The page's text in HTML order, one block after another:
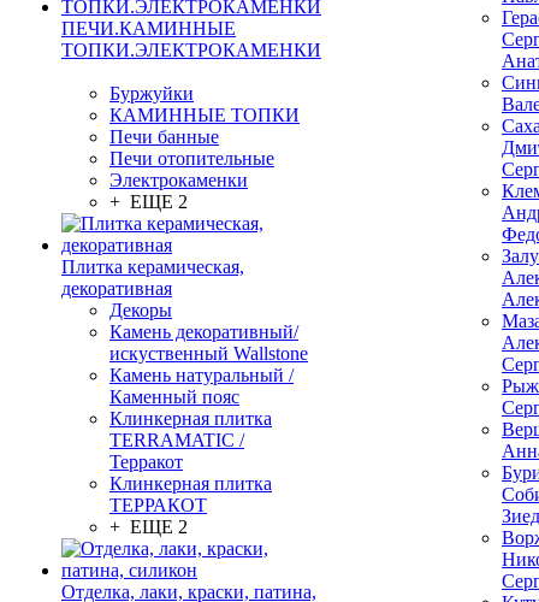
ПЕЧИ.КАМИННЫЕ
ТОПКИ.ЭЛЕКТРОКАМЕНКИ
Буржуйки
КАМИННЫЕ ТОПКИ
Печи банные
Печи отопительные
Электрокаменки
+ ЕЩЕ 2
Плитка керамическая,
декоративная
Декоры
Камень декоративный/
искуственный Wallstone
Камень натуральный /
Каменный пояс
Клинкерная плитка
TERRAMATIC /
Терракот
Клинкерная плитка
ТЕРРАКОТ
+ ЕЩЕ 2
Отделка, лаки, краски, патина,